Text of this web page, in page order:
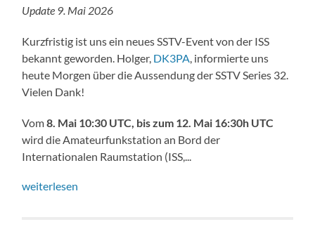
Update 9. Mai 2026
Kurzfristig ist uns ein neues SSTV-Event von der ISS
bekannt geworden. Holger, DK3PA, informierte uns
heute Morgen über die Aussendung der SSTV Series 32.
Vielen Dank!
Vom8. Mai 10:30 UTC, bis zum 12. Mai 16:30h UTC
wird die Amateurfunkstation an Bord der
Internationalen Raumstation (ISS,...
weiterlesen